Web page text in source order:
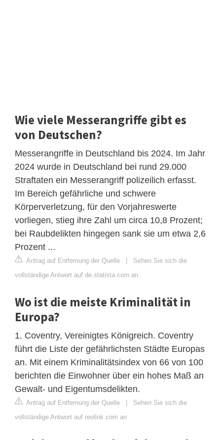
Wie viele Messerangriffe gibt es
von Deutschen?
Messerangriffe in Deutschland bis 2024. Im Jahr
2024 wurde in Deutschland bei rund 29.000
Straftaten ein Messerangriff polizeilich erfasst.
Im Bereich gefährliche und schwere
Körperverletzung, für den Vorjahreswerte
vorliegen, stieg ihre Zahl um circa 10,8 Prozent;
bei Raubdelikten hingegen sank sie um etwa 2,6
Prozent ...
Antrag auf Entfernung der Quelle | Sehen Sie sich die
vollständige Antwort auf de.statista.com an
Wo ist die meiste Kriminalität in
Europa?
1. Coventry, Vereinigtes Königreich. Coventry
führt die Liste der gefährlichsten Städte Europas
an. Mit einem Kriminalitätsindex von 66 von 100
berichten die Einwohner über ein hohes Maß an
Gewalt- und Eigentumsdelikten.
Antrag auf Entfernung der Quelle | Sehen Sie sich die
vollständige Antwort auf reolink.com an